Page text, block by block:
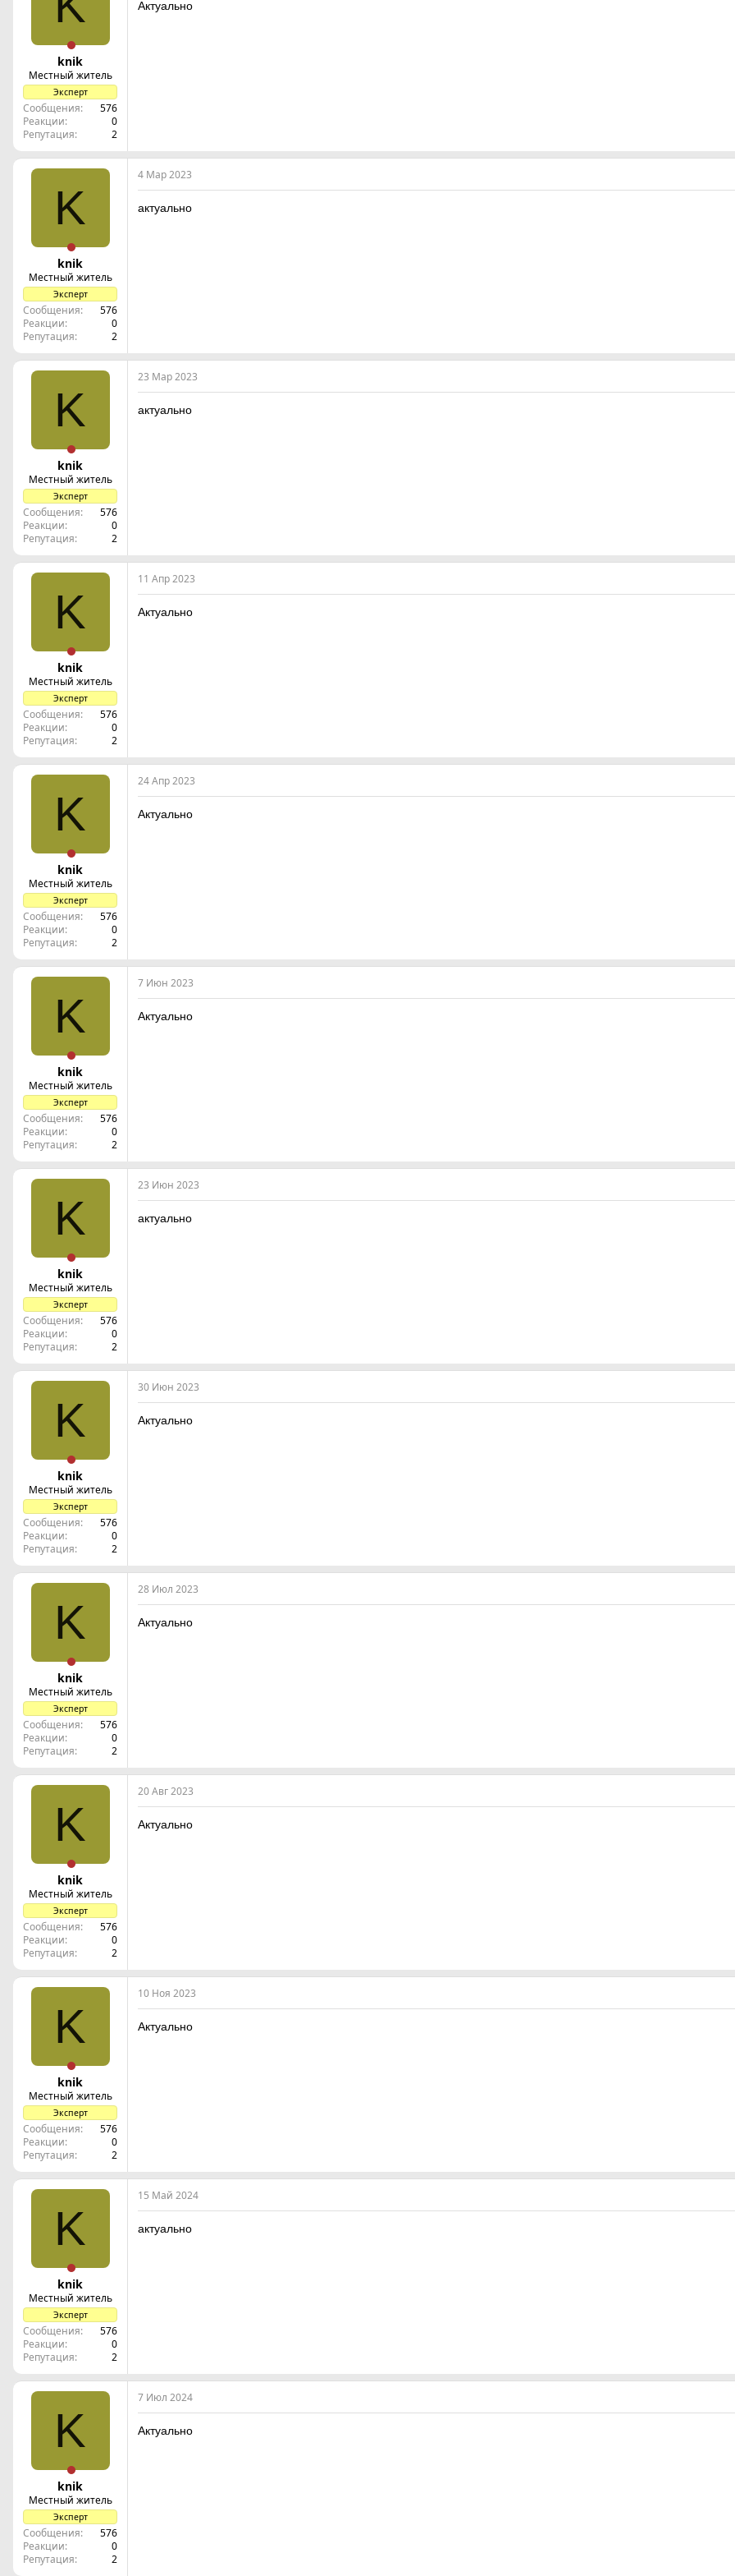
knik
Местный житель
Эксперт
Сообщения
576
Реакции
0
Репутация
2
Актуально
K
knik
Местный житель
Эксперт
Сообщения
576
Реакции
0
Репутация
2
4 Мар 2023
актуально
K
knik
Местный житель
Эксперт
Сообщения
576
Реакции
0
Репутация
2
23 Мар 2023
актуально
K
knik
Местный житель
Эксперт
Сообщения
576
Реакции
0
Репутация
2
11 Апр 2023
Актуально
K
knik
Местный житель
Эксперт
Сообщения
576
Реакции
0
Репутация
2
24 Апр 2023
Актуально
K
knik
Местный житель
Эксперт
Сообщения
576
Реакции
0
Репутация
2
7 Июн 2023
Актуально
K
knik
Местный житель
Эксперт
Сообщения
576
Реакции
0
Репутация
2
23 Июн 2023
актуально
K
knik
Местный житель
Эксперт
Сообщения
576
Реакции
0
Репутация
2
30 Июн 2023
Актуально
K
knik
Местный житель
Эксперт
Сообщения
576
Реакции
0
Репутация
2
28 Июл 2023
Актуально
K
knik
Местный житель
Эксперт
Сообщения
576
Реакции
0
Репутация
2
20 Авг 2023
Актуально
K
knik
Местный житель
Эксперт
Сообщения
576
Реакции
0
Репутация
2
10 Ноя 2023
Актуально
K
knik
Местный житель
Эксперт
Сообщения
576
Реакции
0
Репутация
2
15 Май 2024
актуально
K
knik
Местный житель
Эксперт
Сообщения
576
Реакции
0
Репутация
2
7 Июл 2024
Актуально